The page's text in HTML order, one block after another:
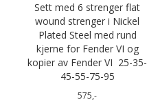
Sett med 6 strenger flat
wound strenger i Nickel
Plated Steel med rund
kjerne for Fender VI og
kopier av Fender VI 25-35-
45-55-75-95
575,-